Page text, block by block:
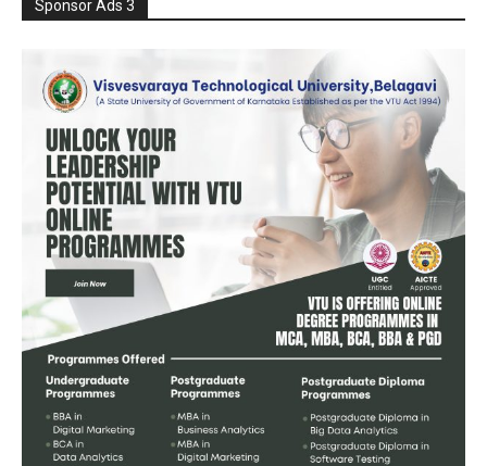
Sponsor Ads 3